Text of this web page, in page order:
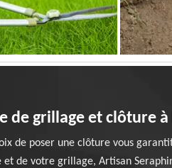
de grillage et clôture à
de poser une clôture vous
de votre grillage, Artisan